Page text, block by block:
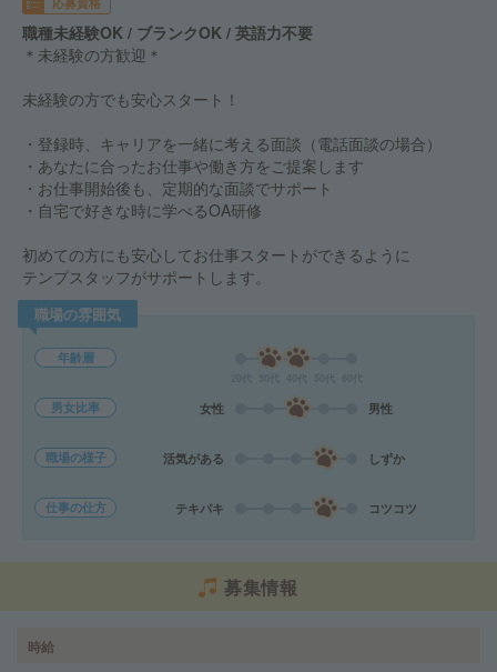
職種未経験OK / ブランクOK / 英語力不要
＊未経験の方歓迎＊
未経験の方でも安心スタート！
・登録時、キャリアを一緒に考える面談（電話面談の場合）
・あなたに合ったお仕事や働き方をご提案します
・お仕事開始後も、定期的な面談でサポート
・自宅で好きな時に学べるOA研修
初めての方にも安心してお仕事スタートができるように
テンプスタッフがサポートします。
職場の雰囲気
年齢層
男女比率 女性 男性
職場の様子 活気がある しずか
仕事の仕方 テキパキ コツコツ
募集情報
時給